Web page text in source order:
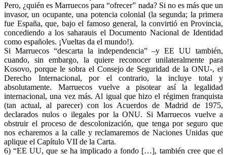
Pero, ¿quién es Marruecos para “ofrecer” nada? Si no es más que un
invasor, un ocupante, una potencia colonial (la segunda; la primera
fue España, que, bajo el famoso general, la convirtió en Provincia,
concediendo a los saharauis el Documento Nacional de Identidad
como españoles. ¡Vueltas da el mundo!).
Si Marruecos “descarta la independencia” –y EE UU también,
cuando, sin embargo, la quiere reconocer unilateralmente para
Kosovo, porque le sobra el Consejo de Seguridad de la ONU-, el
Derecho Internacional, por el contrario, la incluye total y
absolutamente. Marruecos vuelve a pisotear así la legalidad
internacional, una vez más. Al igual que hizo el régimen franquista
(tan actual, al parecer) con los Acuerdos de Madrid de 1975,
declarados nulos o ilegales por la ONU. Si Marruecos vuelve a
obstruir el proceso de descolonización, que tenga por seguro que
nos echaremos a la calle y reclamaremos de Naciones Unidas que
aplique el Capítulo VII de la Carta.
6) “EE UU, que se ha implicado a fondo […], también cree que el